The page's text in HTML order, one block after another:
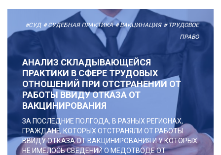
#СУД # СУДЕБНАЯ ПРАКТИКА # ВАКЦИНАЦИЯ # ТРУДОВОЕ
ПРАВО
АНАЛИЗ СКЛАДЫВАЮЩЕЙСЯ
ПРАКТИКИ В СФЕРЕ ТРУДОВЫХ
ОТНОШЕНИЙ ПРИ ОТСТРАНЕНИИ ОТ
РАБОТЫ ВВИДУ ОТКАЗА ОТ
ВАКЦИНИРОВАНИЯ
ЗА ПОСЛЕДНИЕ ПОЛГОДА, В РАЗНЫХ РЕГИОНАХ,
ГРАЖДАНЕ, КОТОРЫХ ОТСТРАНЯЛИ ОТ РАБОТЫ
ВВИДУ ОТКАЗА ОТ ВАКЦИНИРОВАНИЯ И У КОТОРЫХ
НЕ ИМЕЛОСЬ СВЕДЕНИЙ О МЕДОТВОДЕ ОТ